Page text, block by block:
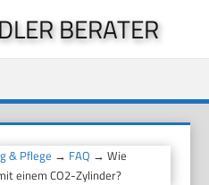
BERATER
& Pflege → FAQ → Wie
einem CO2-Zylinder?